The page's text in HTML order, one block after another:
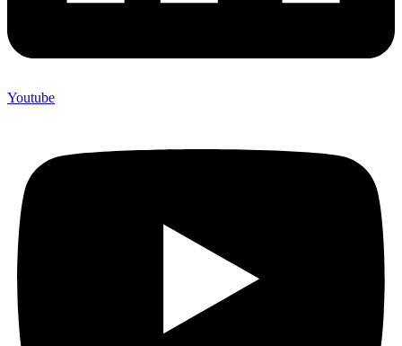
Youtube